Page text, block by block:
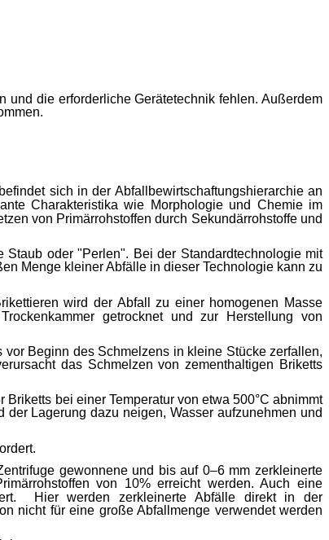
die erforderliche Gerätetechnik fehlen. Außerdem
.
sich in der Abfallbewirtschaftungshierarchie an
Charakteristika wie Morphologie und Chemie im
von Primärrohstoffen durch Sekundärrohstoffe und
oder "Perlen". Bei der Standardtechnologie mit
Menge kleiner Abfälle in dieser Technologie kann zu
wird der Abfall zu einer homogenen Masse
getrocknet und zur Herstellung von
Beginn des Schmelzens in kleine Stücke zerfallen,
das Schmelzen von zementhaltigen Briketts
bei einer Temperatur von etwa 500°C abnimmt
Lagerung dazu neigen, Wasser aufzunehmen und
gewonnene und bis auf 0–6 mm zerkleinerte
von 10% erreicht werden. Auch eine
Hier werden zerkleinerte Abfälle direkt in der
nicht für eine große Abfallmenge verwendet werden